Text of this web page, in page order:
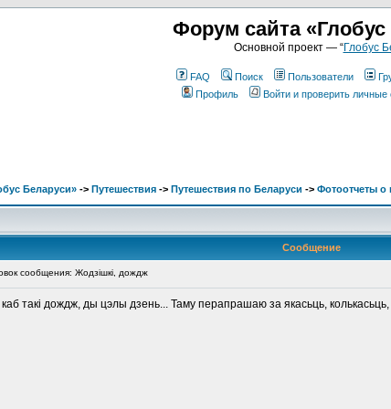
Форум сайта
Основной проект — “Глобус
FAQ Поиск Пользователи
Профиль
Войти и проверить
Беларуси» -> Путешествия -> Путешествия по Беларуси -> Фотоотчеты о
Сообщение
сообщения: Жодзішкі, дождж
такі дождж, ды цэлы дзень... Таму перапрашаю за якасьць,